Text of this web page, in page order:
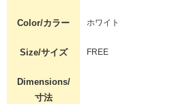
Color/カラー ホワイト
Size/サイズ FREE
Dimensions/
寸法